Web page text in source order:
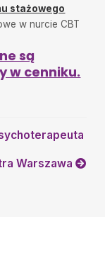
stażowego
w nurcie CBT
są
w cenniku.
Warszawa